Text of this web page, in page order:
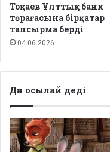
Тоқаев Ұлттық банк
төрағасына бірқатар
тапсырма берді
04.06.2026
Дәл осылай деді
Депутаттар
дабыл
қақты: